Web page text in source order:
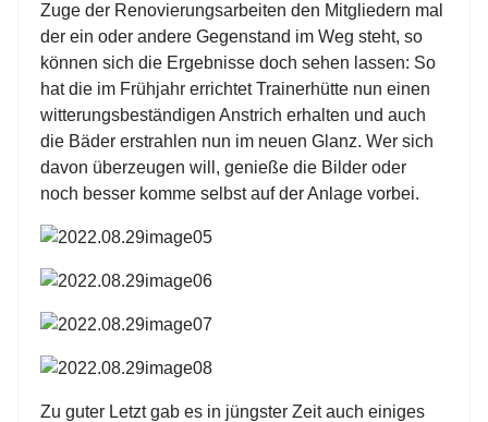
Zuge der Renovierungsarbeiten den Mitgliedern mal
der ein oder andere Gegenstand im Weg steht, so
können sich die Ergebnisse doch sehen lassen: So
hat die im Frühjahr errichtet Trainerhütte nun einen
witterungsbeständigen Anstrich erhalten und auch
die Bäder erstrahlen nun im neuen Glanz. Wer sich
davon überzeugen will, genieße die Bilder oder
noch besser komme selbst auf der Anlage vorbei.
Zu guter Letzt gab es in jüngster Zeit auch einiges